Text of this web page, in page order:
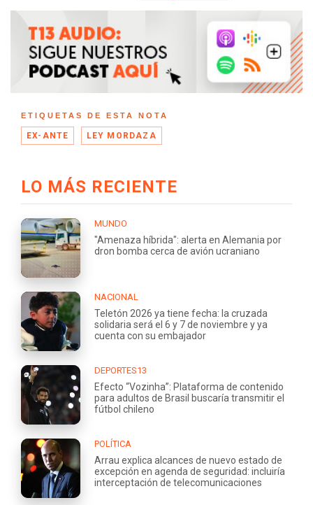
ETIQUETAS DE ESTA NOTA
EX-ANTE LEY MORDAZA
LO MÁS RECIENTE
MUNDO
"Amenaza híbrida": alerta en Alemania por
dron bomba cerca de avión ucraniano
NACIONAL
Teletón 2026 ya tiene fecha: la cruzada
solidaria será el 6 y 7 de noviembre y ya
cuenta con su embajador
DEPORTES13
Efecto “Vozinha”: Plataforma de contenido
para adultos de Brasil buscaría transmitir el
fútbol chileno
POLÍTICA
Arrau explica alcances de nuevo estado de
excepción en agenda de seguridad: incluiría
interceptación de telecomunicaciones